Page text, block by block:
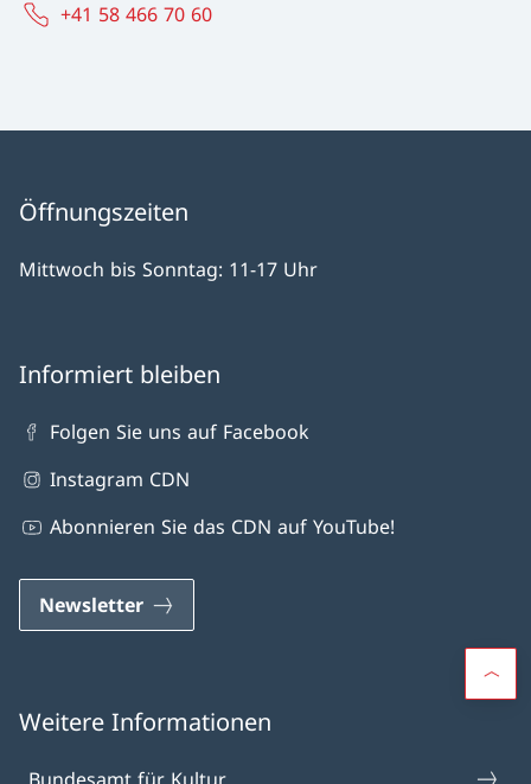
+41 58 466 70 60
Öffnungszeiten
Mittwoch bis Sonntag: 11-17 Uhr
Informiert bleiben
Folgen Sie uns auf Facebook
Instagram CDN
Abonnieren Sie das CDN auf YouTube!
Newsletter
Weitere Informationen